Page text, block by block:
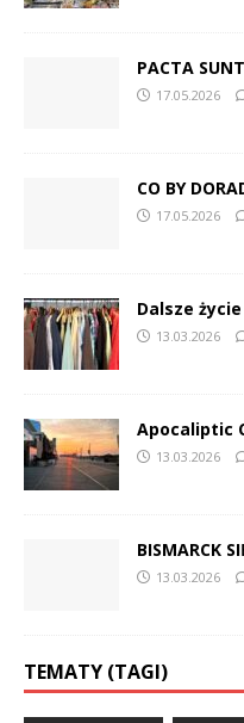
PACTA
17.05.2026
CO BY
17.05.2026
Dalsze
13.03.2026
Apocaliptic
13.03.2026
BISMARCK
13.03.2026
TEMATY (TAGI)